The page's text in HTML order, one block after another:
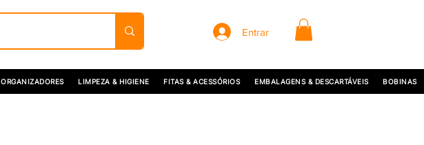
Entrar
ORGANIZADORES LIMPEZA & HIGIENE FITAS & ACESSÓRIOS EMBALAGENS & DESCARTÁVEIS BOBINAS